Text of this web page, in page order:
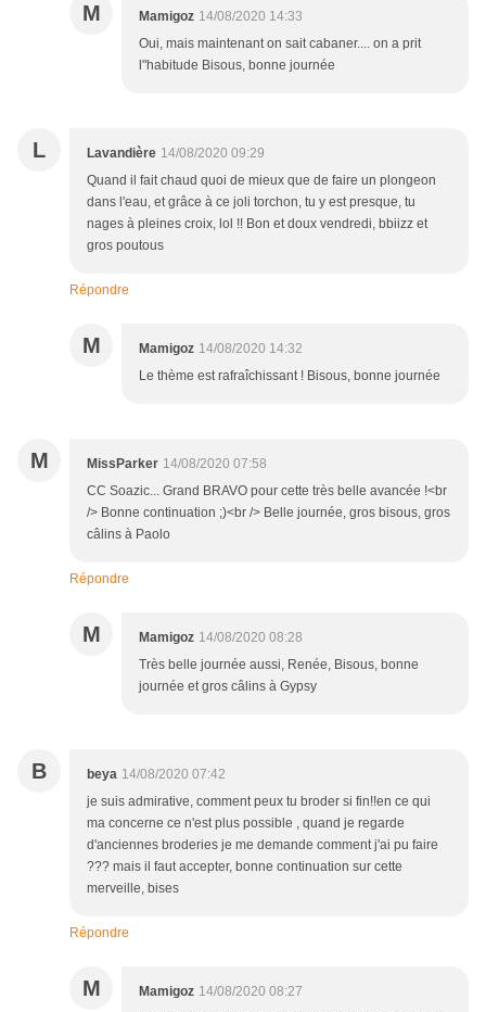
M Mamigoz 14/08/2020 14:33
Oui, mais maintenant on sait cabaner.... on a prit
l"habitude Bisous, bonne journée
L Lavandière 14/08/2020 09:29
Quand il fait chaud quoi de mieux que de faire un plongeon
dans l'eau, et grâce à ce joli torchon, tu y est presque, tu
nages à pleines croix, lol !! Bon et doux vendredi, bbiizz et
gros poutous
Répondre
M Mamigoz 14/08/2020 14:32
Le thème est rafraîchissant ! Bisous, bonne journée
M MissParker 14/08/2020 07:58
CC Soazic... Grand BRAVO pour cette très belle avancée !<br
/> Bonne continuation ;)<br /> Belle journée, gros bisous, gros
câlins à Paolo
Répondre
M Mamigoz 14/08/2020 08:28
Très belle journée aussi, Renée, Bisous, bonne
journée et gros câlins à Gypsy
B beya 14/08/2020 07:42
je suis admirative, comment peux tu broder si fin!!en ce qui
ma concerne ce n'est plus possible , quand je regarde
d'anciennes broderies je me demande comment j'ai pu faire
??? mais il faut accepter, bonne continuation sur cette
merveille, bises
Répondre
M Mamigoz 14/08/2020 08:27